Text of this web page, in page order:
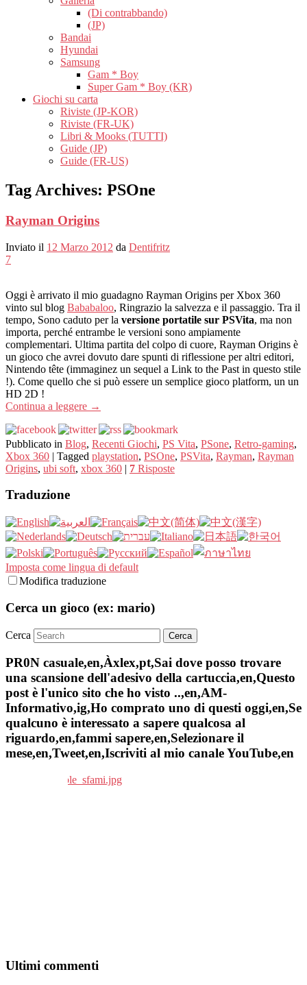
(Di contrabbando)
(JP)
Bandai
Hyundai
Samsung
Gam * Boy
Super Gam * Boy (KR)
Giochi su carta
Riviste (JP-KOR)
Riviste (FR-UK)
Libri & Mooks (TUTTI)
Guide (JP)
Guide (FR-US)
Tag Archives: PSOne
Rayman Origins
Inviato il 12 Marzo 2012 da Dentifritz
7
Oggi è arrivato il mio guadagno Rayman Origins per Xbox 360
vinto sul blog Bababaloo, Ringrazio la salvezza e il passaggio. Tra il
tempo, Sono caduto per la versione portatile sur PSVita, ma non
importa, perché entrambe le versioni sono ampiamente
complementari. Ultima partita del colpo di cuore, Rayman Origins è
un gioco che avrei dovuto dare spunti di riflessione per altri editori,
Nintendo tête (immaginez un sequel a Link to the Past in questo stile
!). Come quello che si può essere un semplice gioco platform, un un
HD 2D !
Continua a leggere →
Pubblicato in Blog, Recenti Giochi, PS Vita, PSone, Retro-gaming,
Xbox 360 | Tagged playstation, PSOne, PSVita, Rayman, Rayman
Origins, ubi soft, xbox 360 | 7 Risposte
Traduzione
Imposta come lingua di default
Modifica traduzione
Cerca un gioco (ex: mario)
Cerca
PR0N casuale,en,Àxlex,pt,Sai dove posso trovare
una scansione dell'adesivo della cartuccia,en,Questo
post è l'unico sito che ho visto ..,en,AM-
Informativo,ig,Ho comprato uno di questi oggi,en,Se
qualcuno è interessato a sapere qualcosa al
riguardo,en,fammi sapere,en,Selezionare il
mese,en,Tweet,en,Iscriviti al mio canale YouTube,en
Ultimi commenti